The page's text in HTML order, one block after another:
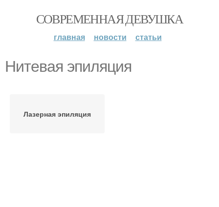
СОВРЕМЕННАЯ ДЕВУШКА
главная новости статьи
Нитевая эпиляция
Лазерная эпиляция